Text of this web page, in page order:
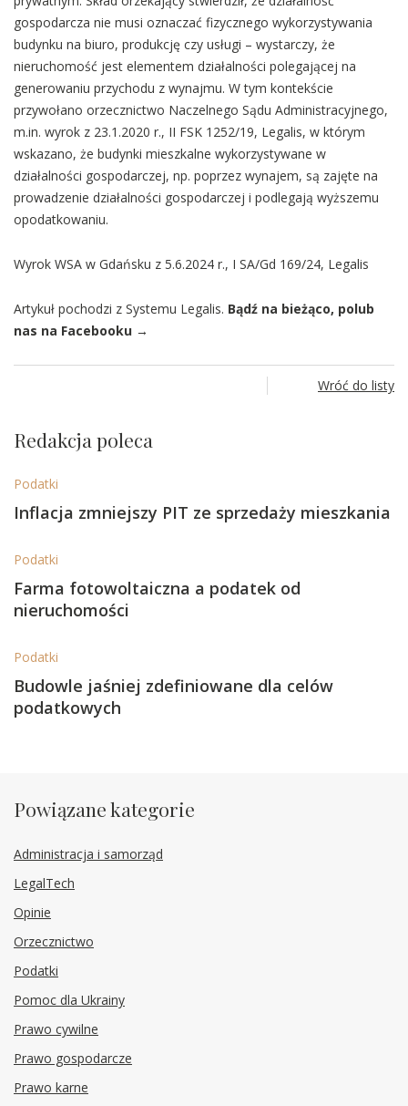
gospodarcza nie musi oznaczać fizycznego wykorzystywania
budynku na biuro, produkcję czy usługi – wystarczy, że
nieruchomość jest elementem działalności polegającej na
generowaniu przychodu z wynajmu. W tym kontekście
przywołano orzecznictwo Naczelnego Sądu Administracyjnego,
m.in. wyrok z 23.1.2020 r., II FSK 1252/19, Legalis, w którym
wskazano, że budynki mieszkalne wykorzystywane w
działalności gospodarczej, np. poprzez wynajem, są zajęte na
prowadzenie działalności gospodarczej i podlegają wyższemu
opodatkowaniu.
Wyrok WSA w Gdańsku z 5.6.2024 r., I SA/Gd 169/24, Legalis
Artykuł pochodzi z Systemu Legalis. Bądź na bieżąco, polub
nas na Facebooku →
Wróć do listy
Redakcja poleca
Podatki
Inflacja zmniejszy PIT ze sprzedaży mieszkania
Podatki
Farma fotowoltaiczna a podatek od
nieruchomości
Podatki
Budowle jaśniej zdefiniowane dla celów
podatkowych
Powiązane kategorie
Administracja i samorząd
LegalTech
Opinie
Orzecznictwo
Podatki
Pomoc dla Ukrainy
Prawo cywilne
Prawo gospodarcze
Prawo karne